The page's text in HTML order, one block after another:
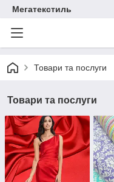
Мегатекстиль
Товари та послуги
Товари та послуги